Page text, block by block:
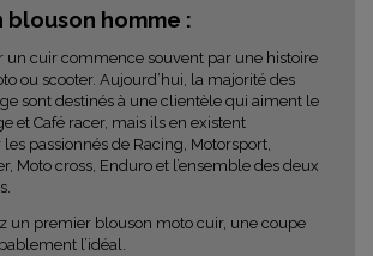
blouson homme :
un cuir commence souvent par une histoire
ou scooter. Aujourd’hui, la majorité des
sont destinés à une clientèle qui aiment le
et Café racer, mais ils en existent
passionnés de Racing, Motorsport,
Moto cross, Enduro et l’ensemble des deux
un premier blouson moto cuir, une coupe
l’idéal.